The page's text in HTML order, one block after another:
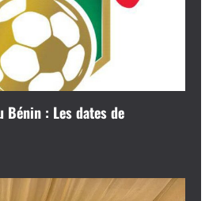
: Les dates de